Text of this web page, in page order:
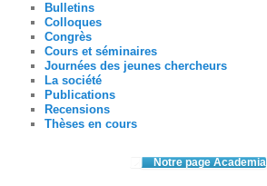
Bulletins
Colloques
Congrès
Cours et séminaires
Journées des jeunes chercheurs
La société
Publications
Recensions
Thèses en cours
Notre page Academia